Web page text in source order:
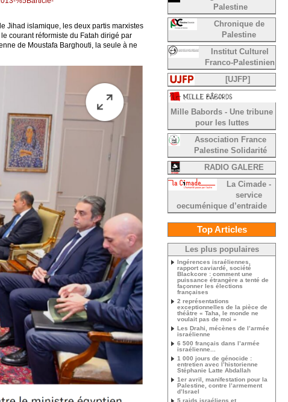
Jihad islamique, les deux partis marxistes
courant réformiste du Fatah dirigé par
de Moustafa Barghouti, la seule à ne
Palestine
Chronique de
Palestine
Institut Culturel
Franco-Palestinien
[UJFP]
Mille Babords - Une tribune
pour les luttes
Association France
Palestine Solidarité
RADIO GALERE
La Cimade -
service
oecuménique d’entraide
Top Articles
Les plus populaires
Ingérences israéliennes,
rapport caviardé, société
Blackcore : comment une
puissance étrangère a tenté de
façonner les élections
françaises
2 représentations
exceptionnelles de la pièce de
théâtre « Taha, le monde ne
voulait pas de moi »
Les Drahi, mécènes de l’armée
israélienne
6 500 français dans l’armée
israélienne...
1 000 jours de génocide :
entretien avec l’historienne
Stéphanie Latte Abdallah
1er avril, manifestation pour la
Palestine, contre l’armement
d’Israel
5 raids israéliens et